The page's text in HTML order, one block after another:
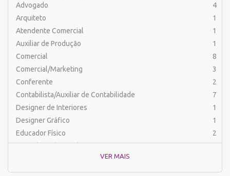
Carpinteiro
Carregador/Ajudante Carga e Descarga
Comercial
Comercial/Marketing
Comprador
Contabilista/Auxiliar de Contabilidade
Costureira/Costureiro Industrial
Cozinha/ Pizzaiolo
Cozinheiro
Cuidador de Crianças e Idosos
Desenvolvedor de Sistema
1
Advogado
4
Arquiteto
1
Atendente Comercial
1
Auxiliar de Produção
1
Comercial
8
Comercial/Marketing
3
Conferente
2
Contabilista/Auxiliar de Contabilidade
7
Designer de Interiores
1
Designer Gráfico
1
Educador Físico
2
Engenharia (Outras)
1
Engenharia de Produção
2
VER MAIS